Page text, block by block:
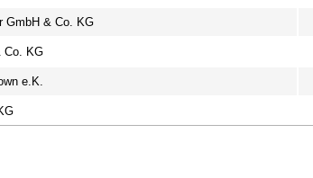
GmbH & Co. KG
Co. KG
e.K.